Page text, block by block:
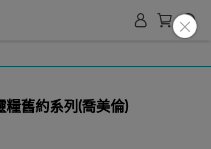
舊約系列(喬美倫)